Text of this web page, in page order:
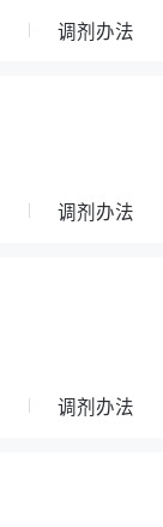
调剂办法
调剂办法
调剂办法